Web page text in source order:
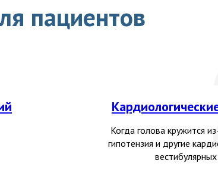
пациентов
Когда голова кружится
гипотензия и другие